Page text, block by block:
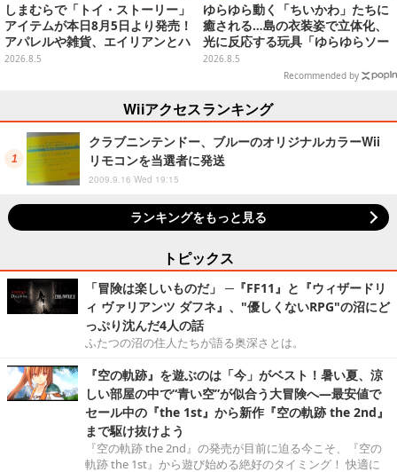
しまむらで「トイ・ストーリー」
アイテムが本日8月5日より発売！
アパレルや雑貨、エイリアンとハ
ムのダイカットクッションなど盛
2026.8.5
ゆらゆら動く「ちいかわ」たちに
癒される…島の衣装姿で立体化、
光に反応する玩具「ゆらゆらソー
ラー」全8種が全国アミューズメ
ント施設にて展開
2026.8.5
Recommended by
Wiiアクセスランキング
クラブニンテンドー、ブルーのオリジナルカラーWii
リモコンを当選者に発送
2009.9.16 Wed 19:15
ランキングをもっと見る
トピックス
「冒険は楽しいものだ」 ─『FF11』と『ウィザードリ
ィ ヴァリアンツ ダフネ』、"優しくないRPG"の沼にど
っぷり沈んだ4人の話
ふたつの沼の住人たちが語る奥深さとは。
『空の軌跡』を遊ぶのは「今」がベスト！暑い夏、涼
しい部屋の中で“青い空”が似合う大冒険へ―最安値で
セール中の『the 1st』から新作『空の軌跡 the 2nd』
まで駆け抜けよう
『空の軌跡 the 2nd』の発売が目前に迫る今こそ、『空の
軌跡 the 1st』から遊び始める絶好のタイミング！ 快適に